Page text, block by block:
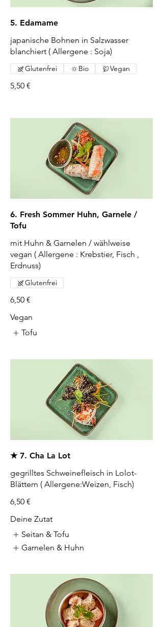
5. Edamame
japanische Bohnen in Salzwasser
blanchiert ( Allergene : Soja)
5,50 €
Glutenfrei Bio Vegan
6. Fresh Sommer Huhn, Garnele /
Tofu
mit Huhn & Garnelen / wählweise
vegan ( Allergene : Krebstier, Fisch ,
Erdnuss)
6,50 €
Glutenfrei
Vegan
Tofu
★ 7. Cha La Lot
gegrilltes Schweinefleisch in Lolot-
Blättern ( Allergene:Weizen, Fisch)
6,50 €
Deine Zutat
Seitan & Tofu
Garnelen & Huhn